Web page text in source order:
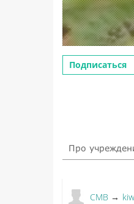
Подписаться
Про
СМВ →